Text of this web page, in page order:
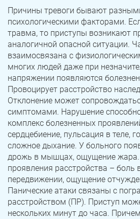
Причины тревоги бывают
психологическими факторами.
травма, то приступы возникают
аналогичной опасной ситуации.
взаимосвязана с
многих людей даже при
напряжении появляются
Провоцирует расстройство
Отклонение может
симптомами. Нарушение
комплекс болезненных
сердцебиение, пульсация в теле,
сложное дыхание. У больного
дрожь в мышцах, ощущение жара.
проявления расстройства – боль
передвижении, ощущение
Панические атаки связаны с
расстройством (ПР). Приступ
нескольких минут до часа.